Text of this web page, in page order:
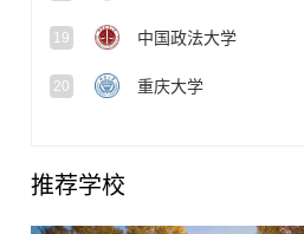
19 中国政法大学
20 重庆大学
推荐学校